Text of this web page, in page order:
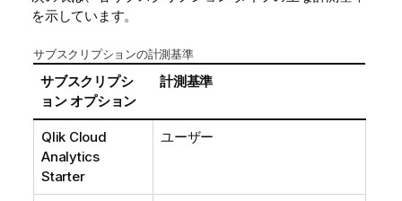
を示しています。
サブスクリプションの計測基準
サブスクリプシ
ョン オプション
計測基準
Qlik Cloud
Analytics
Starter
ユーザー